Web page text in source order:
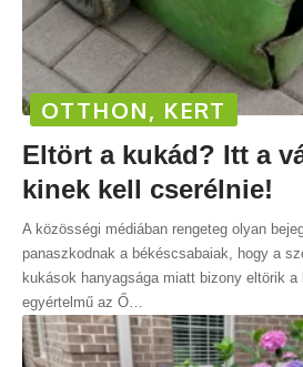
OTTHON, KERT
Eltört a kukád? Itt a
kinek kell cserélnie!
A közösségi médiában rengeteg olyan
panaszkodnak a békéscsabaiak, hogy a
kukások hanyagsága miatt bizony eltörik a
egyértelmű az Ő